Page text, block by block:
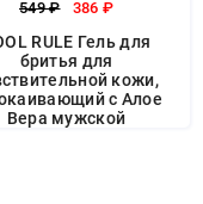
549 ₽ 386 ₽
RULE Гель для
бритья для
кожи,
c Алое
Вера мужской